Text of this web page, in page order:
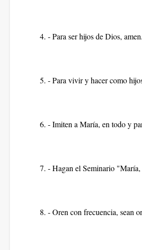
4. - Para ser hijos de Dios,
5. - Para vivir y hacer como
6. - Imiten a María, en todo y
7. - Hagan el Seminario "María,
8. - Oren con frecuencia, sean